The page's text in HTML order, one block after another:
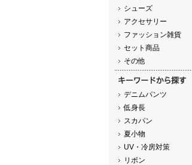
シューズ
アクセサリー
ファッション雑貨
セット商品
その他
デニムパンツ
低身長
スカパン
夏小物
UV・冷房対策
リボン